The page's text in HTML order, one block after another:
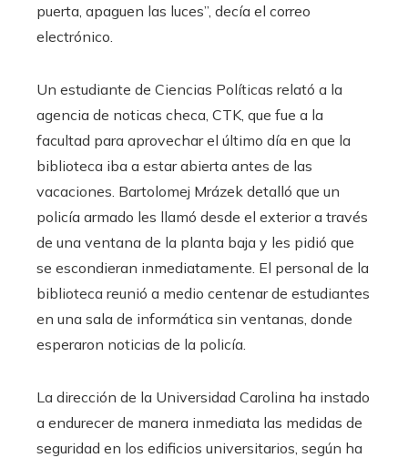
puerta, apaguen las luces”, decía el correo
electrónico.
Un estudiante de Ciencias Políticas relató a la
agencia de noticas checa, CTK, que fue a la
facultad para aprovechar el último día en que la
biblioteca iba a estar abierta antes de las
vacaciones. Bartolomej Mrázek detalló que un
policía armado les llamó desde el exterior a través
de una ventana de la planta baja y les pidió que
se escondieran inmediatamente. El personal de la
biblioteca reunió a medio centenar de estudiantes
en una sala de informática sin ventanas, donde
esperaron noticias de la policía.
La dirección de la Universidad Carolina ha instado
a endurecer de manera inmediata las medidas de
seguridad en los edificios universitarios, según ha